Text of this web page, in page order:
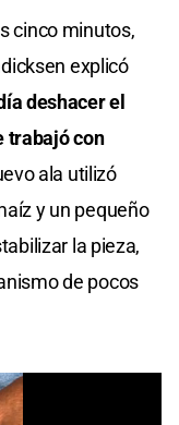
cinco minutos,
explicó
deshacer el
trabajó con
ala utilizó
y un pequeño
la pieza,
de pocos